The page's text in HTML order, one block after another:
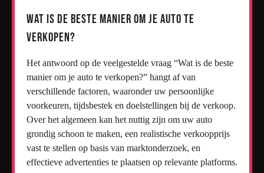
Wat is de beste manier om je auto te
verkopen?
Het antwoord op de veelgestelde vraag “Wat is de beste
manier om je auto te verkopen?” hangt af van
verschillende factoren, waaronder uw persoonlijke
voorkeuren, tijdsbestek en doelstellingen bij de verkoop.
Over het algemeen kan het nuttig zijn om uw auto
grondig schoon te maken, een realistische verkoopprijs
vast te stellen op basis van marktonderzoek, en
effectieve advertenties te plaatsen op relevante platforms.